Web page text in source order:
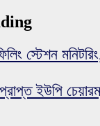
স্টেশন
ইউপি